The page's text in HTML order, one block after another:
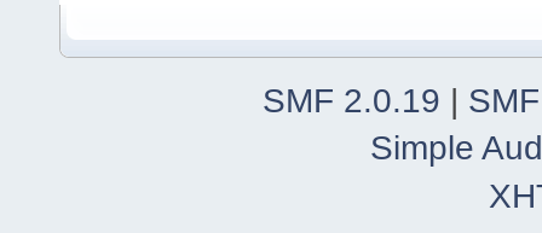
SMF 2.0.19
Simple